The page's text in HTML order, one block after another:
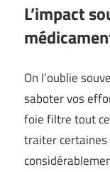
L’impact
On l’oublie
saboter vos
foie filtre tout
traiter